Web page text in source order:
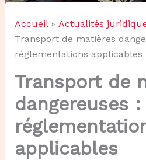
Accueil
Actualités
Transport de matières
réglementations applicables
Transport de
dangereuses
applicables